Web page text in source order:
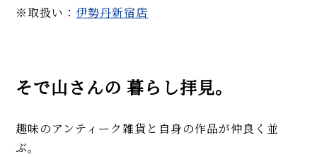
※取扱い： 伊勢丹新宿店
そで山さんの 暮らし拝見。
趣味のアンティーク雑貨と自身の作品が仲良く並
ぶ。